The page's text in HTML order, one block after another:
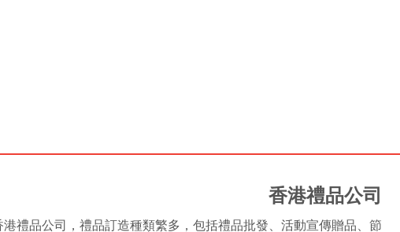
香港禮品公司
禮品公司，禮品訂造種類繁多，包括禮品批發、活動宣傳贈品、節